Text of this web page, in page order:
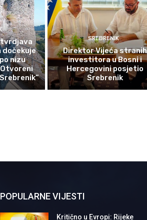
tvrdjava
nizu
SREBRENIK
Direktor Vijeća stranih
investitora u Bosni i
Hercegovini posjetio
Srebrenik
POPULARNE VIJESTI
Kritično u Evropi: Rijeke